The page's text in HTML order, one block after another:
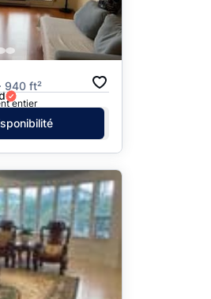
940 ft²
entier